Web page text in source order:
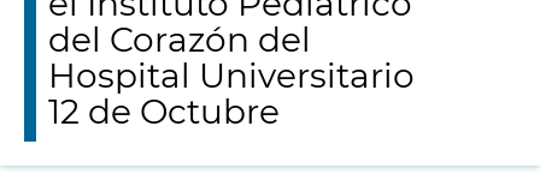
del Corazón del
Hospital Universitario
12 de Octubre